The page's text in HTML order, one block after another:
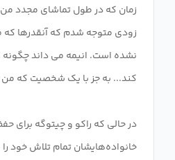
زمان که در طول تماشای مجدد من
زودی متوجه شدم که آنقدرها که
نشده است. انیمه می داند چگونه
در حالی که راکو و چیتوگه برای
خانواده‌هایشان تمام تلاش خود